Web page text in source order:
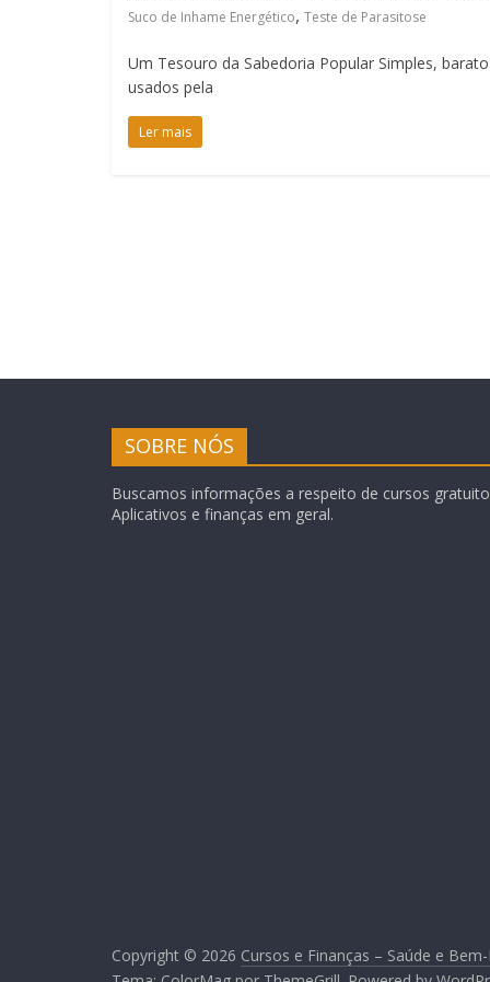
Suco de Inhame Energético, Teste de Parasitose
Um Tesouro da Sabedoria Popular Simples,
usados pela
Ler mais
SOBRE NÓS
Buscamos informações a respeito de cursos
Aplicativos e finanças em geral.
Copyright © 2026 Cursos e Finanças – Saúde e